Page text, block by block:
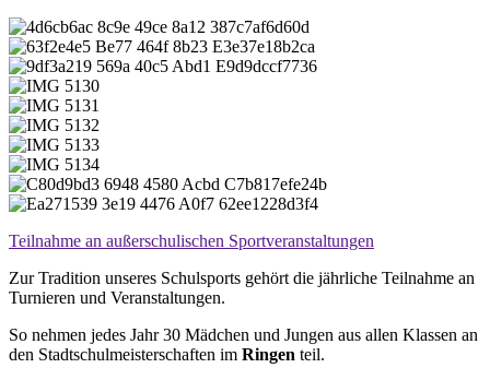
Teilnahme an außerschulischen Sportveranstaltungen
Zur Tradition unseres Schulsports gehört die jährliche Teilnahme an
Turnieren und Veranstaltungen.
So nehmen jedes Jahr 30 Mädchen und Jungen aus allen Klassen an
den Stadtschulmeisterschaften im Ringen teil.